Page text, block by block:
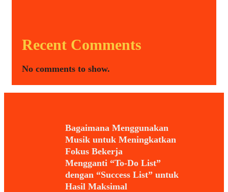
Recent Comments
No comments to show.
Bagaimana Menggunakan
Musik untuk Meningkatkan
Fokus Bekerja
Mengganti “To-Do List”
dengan “Success List” untuk
Hasil Maksimal